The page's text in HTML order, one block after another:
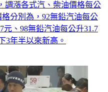
調漲各式汽、柴油價格每公
分別為，92無鉛汽油每公
元、98無鉛汽油每公升31.7
3年半以來新高。